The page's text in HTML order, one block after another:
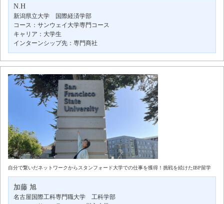
N.H
新潟県立大学 国際経済学部
コース：サンウェイ大学専門コース
キャリア：大学生
インターンシップ先：専門商社
自分で繋いだネットワークからスタンフォード大学での仕事を獲得！挑戦を続けたIBP留学
加藤 旭
名古屋国際工科専門職大学 工科学部